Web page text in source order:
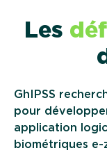
Les
GhIPSS
pour
application
biométriques e-